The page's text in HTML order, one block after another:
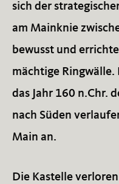
sich der
am Mainknie
bewusst und
mächtige Ringwälle.
das Jahr 160 n.Chr.
nach Süden
Main an.
Die Kastelle